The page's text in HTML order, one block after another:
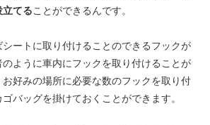
てることができるんです。
ートに取り付けることのできるフックが
ように車内にフックを取り付けることが
好みの場所に必要な数のフックを取り付
バッグを掛けておくことができます。